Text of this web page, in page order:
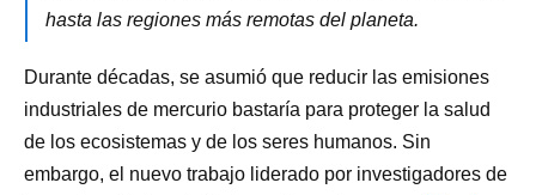
hasta las regiones más remotas del planeta.
Durante décadas, se asumió que reducir las emisiones
industriales de mercurio bastaría para proteger la salud
de los ecosistemas y de los seres humanos. Sin
embargo, el nuevo trabajo liderado por investigadores de